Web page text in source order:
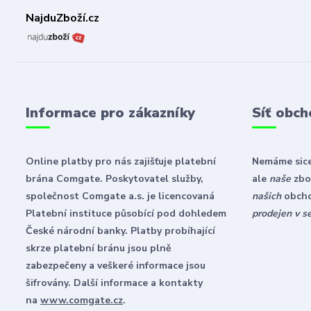
NajduZboží.cz
Informace pro zákazníky
Online platby pro nás zajišťuje platební
brána Comgate. Poskytovatel služby,
společnost Comgate a.s. je licencovaná
Platební instituce působící pod dohledem
České národní banky. Platby probíhající
skrze platební bránu jsou plně
zabezpečeny a veškeré informace jsou
šifrovány. Další informace a kontakty
na www.comgate.cz.
Síť
Nemáme
ale naše
našich
prodejen v